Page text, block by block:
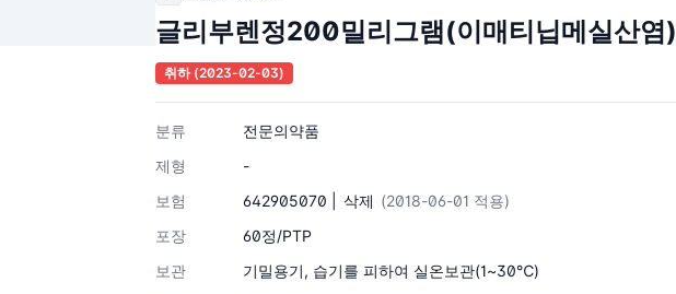
글리부렌정200밀리그램(이매티닙메실산염)
취하(2023-02-03)
분류
전문의약품
제형
-
보험
642905070 | 삭제 (2018-06-01 적용)
포장
60정/PTP
보관
기밀용기, 습기를 피하여 실온보관(1~30℃)